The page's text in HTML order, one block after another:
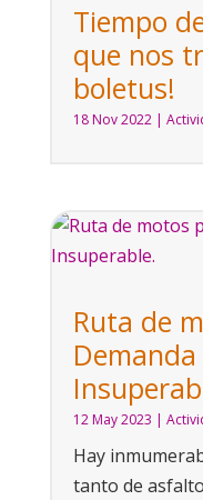
Tiempo
que nos
boletus!
18 Nov 2022|
Ruta de
12 May 2023 |
Hay
tanto de